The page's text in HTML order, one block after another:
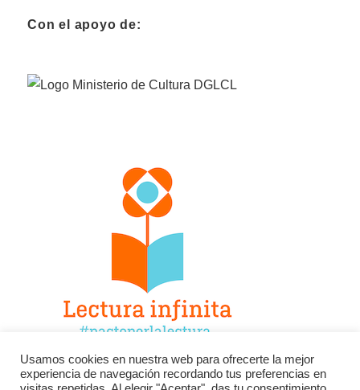
Con el apoyo de:
Facebook Twitter Instagram
Usamos cookies en nuestra web para ofrecerte la mejor
experiencia de navegación recordando tus preferencias en